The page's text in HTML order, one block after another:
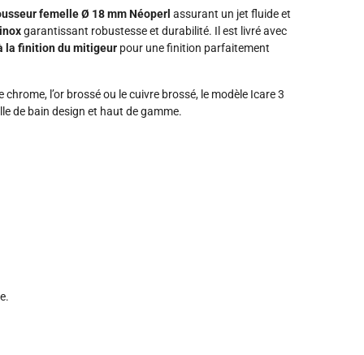
femelle Ø 18 mm Néoperl assurant un jet fluide et
garantissant robustesse et durabilité. Il est livré avec
la finition du mitigeur pour une finition parfaitement
l’or brossé ou le cuivre brossé, le modèle Icare 3
de bain design et haut de gamme.